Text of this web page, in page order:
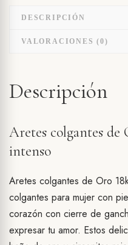
DESCRIPCIÓN
VALORACIONES (0)
Descripción
Aretes colgantes de
intenso
Aretes colgantes de Oro
colgantes para mujer con
corazón con cierre de
expresar tu amor. Estos